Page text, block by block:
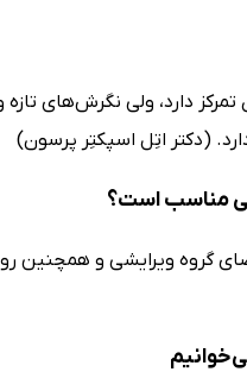
دارد، ولی نگرش‌های
(دکتر اتِل اسپکتِر پرسون)
مناسب است؟
گروه ویرایشی و همچنین